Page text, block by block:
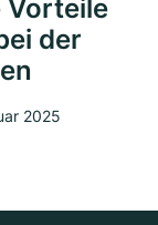
Vorteile
der
2025